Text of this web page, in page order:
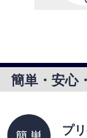
簡単・安心
プ